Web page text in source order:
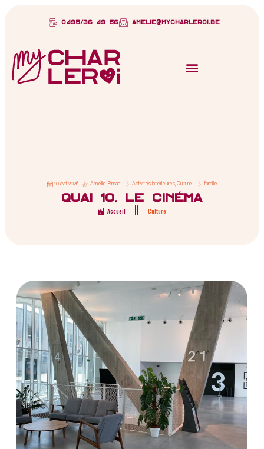
0495/36 49 56 amelie@mycharleroi.be
10 avril 2026 Amélie Rimac Activités intérieures, Culture famille
Quai 10, le cinéma
Accueil Culture